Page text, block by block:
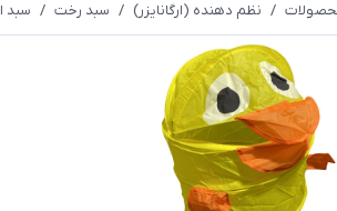
/ نظم دهنده (ارگانایزر) / سبد رخت / سبد